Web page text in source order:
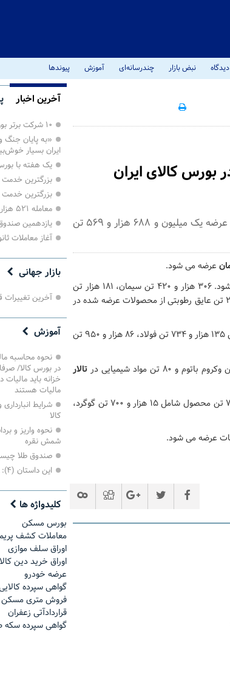
دیدگاه نبض بازار چندرسانه‌ای آموزش پیوندها
تالارهای بورس کالای ایران امروز سه‌شنبه ۱۶ تیر ماه، میزبان عرضه یک میلیون و ۶۸۸ هزار و ۵۶۹ تن
عرضه می شود.
عرضه می شود. ۳۰۶ هزار و ۴۲۰ تن سیمان، ۱۸۱ هزار تن
کلینکر، یک هزار و ۶۰۰ تن قیر، یک هزار و ۲۰۰ تن مواد شیمیایی و ۲۳ تن عایق رطوبتی از محصولات عرضه شده در
میزبان عرضه بیش از ۲۷۵ هزار و ۶۸۴ تن محصول شامل ۱۳۵ هزار و ۷۳۴ تن فولاد، ۸۶ هزار و ۹۵۰ تن
تالار
نیز میزبان عرضه ۲۹ هزار و ۷۷۹ تن محصول شامل ۱۵ هزار و ۷۰۰ تن گوگرد،
آخرین اخبار
۱۰ شرکت برتر بورس کالا معرفی شدند
«به پایان جنگ
ایران بسیار
یک هفته با
بزرگترین
بزرگترین
معامله ۵۲۱ هزار تن محصول در بورس کالا
یازدهمین
آغاز معاملات
بازار جهانی
آخرین
آموزش
نحوه محاسبه
در بورس کالا/
خزانه باید
مالیات هستند
شرایط
کالا
نحوه واریز و
شمش نقره
صندوق طلا
این داستان (۴): تخت بخواب
کلیدواژه ها
بورس مسکن
معاملات کشف
اوراق سلف موازی
اوراق خرید دین
عرضه خودرو
گواهی سپرده
فروش مترى مسكن
قراردادآتی زعفران
گواهی سپرده سکه
۲ اسفند ماه